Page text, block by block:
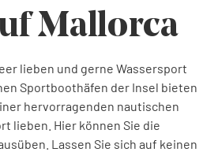
Segelclub
Port Adriano
Nàutic Port Pollença
Mallorca
lieben und gerne Wassersport
Sportboothäfen der Insel bieten
hervorragenden nautischen
lieben. Hier können Sie die
Lassen Sie sich auf keinen